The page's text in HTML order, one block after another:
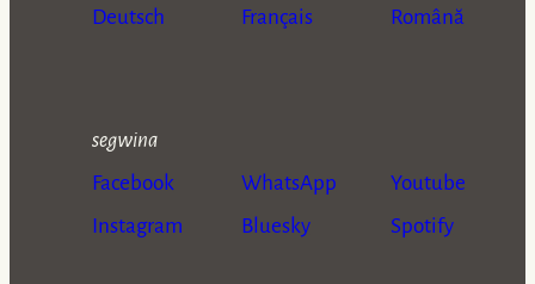
Deutsch
Français
Română
segwina
Facebook
Instagram
WhatsApp
Bluesky
Youtube
Spotify